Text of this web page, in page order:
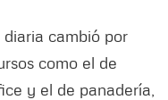
cambió por
como el de
y el de panadería,